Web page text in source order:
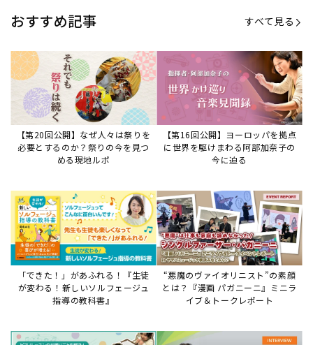
おすすめ記事 すべて見る
【第20回公開】なぜ人々は祭りを
必要とするのか？祭りの今を見つ
める現地ルポ
【第16回公開】ヨーロッパを拠点
に世界を駆けまわる阿部加奈子の
今に迫る
「できた！」があふれる！『生徒
が変わる！新しいソルフェージュ
指導の教科書』
“悪魔のヴァイオリニスト”の素顔
とは？『漫画 パガニーニ』ミニラ
イブ＆トークレポート